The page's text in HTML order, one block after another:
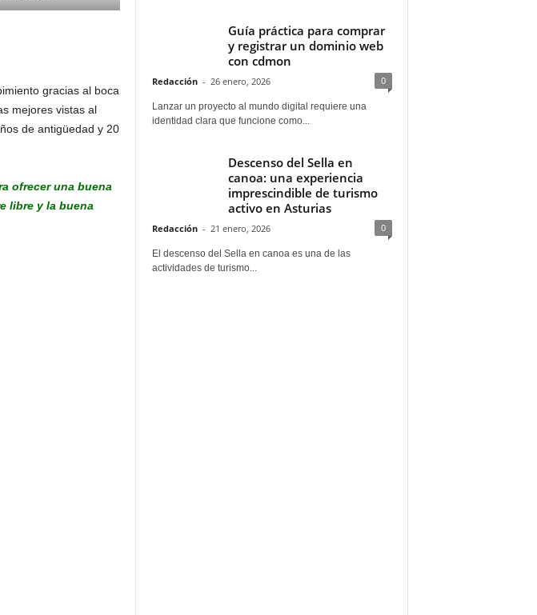
gracias al boca
mejores vistas al
de antigüedad y 20
ofrecer una buena
libre y la buena
Guía práctica para comprar
y registrar un dominio web
con cdmon
Redacción - 26 enero, 2026 0
Lanzar un proyecto al mundo digital requiere una
identidad clara que funcione como...
Descenso del Sella en
canoa: una experiencia
imprescindible de turismo
activo en Asturias
Redacción - 21 enero, 2026 0
El descenso del Sella en canoa es una de las
actividades de turismo...